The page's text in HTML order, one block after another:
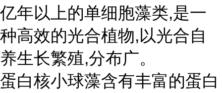
亿年以上的单细胞藻类,是一
种高效的光合植物,以光合自
养生长繁殖,分布广。
蛋白核小球藻含有丰富的蛋白